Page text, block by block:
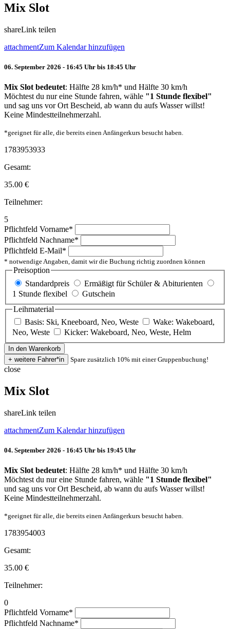
Mix Slot
shareLink teilen
attachmentZum Kalendar hinzufügen
06. September 2026 - 16:45 Uhr bis 18:45 Uhr
Mix Slot bedeutet: Hälfte 28 km/h* und Hälfte 30 km/h
Möchtest du nur eine Stunde fahren, wähle "1 Stunde flexibel"
und sag uns vor Ort Bescheid, ab wann du aufs Wasser willst!
Keine Mindestteilnehmerzahl.
*geeignet für alle, die bereits einen Anfängerkurs besucht haben.
1783953933
Gesamt:
35.00 €
Teilnehmer:
5
Pflichtfeld Vorname*
Pflichtfeld Nachname*
Pflichtfeld E-Mail*
* notwendige Angaben, damit wir die Buchung richtig zuordnen können
Preisoption
Standardpreis
Ermäßigt für Schüler & Abiturienten
1 Stunde flexibel
Gutschein
Leihmaterial
Basis: Ski, Kneeboard, Neo, Weste
Wake: Wakeboard,
Neo, Weste
Kicker: Wakeboard, Neo, Weste, Helm
Spare zusätzlich 10% mit einer Gruppenbuchung!
close
Mix Slot
shareLink teilen
attachmentZum Kalendar hinzufügen
04. September 2026 - 16:45 Uhr bis 19:45 Uhr
Mix Slot bedeutet: Hälfte 28 km/h* und Hälfte 30 km/h
Möchtest du nur eine Stunde fahren, wähle "1 Stunde flexibel"
und sag uns vor Ort Bescheid, ab wann du aufs Wasser willst!
Keine Mindestteilnehmerzahl.
*geeignet für alle, die bereits einen Anfängerkurs besucht haben.
1783954003
Gesamt:
35.00 €
Teilnehmer:
0
Pflichtfeld Vorname*
Pflichtfeld Nachname*